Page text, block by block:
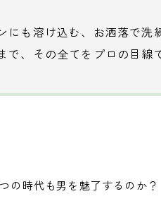
にも溶け込む、お洒落で洗
で、その全てをプロの目線
の時代も男を魅了するのか？